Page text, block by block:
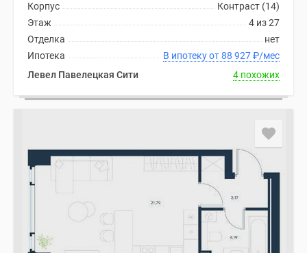
Контраст (14)
Корпус
4 из 27
Этаж
нет
Отделка
В ипотеку от 88 927₽/мес
Ипотека
Левел Павелецкая Сити
4 похожих